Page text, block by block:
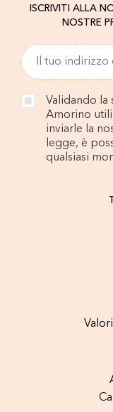
ISCRIVITI ALLA
NOSTRE
Validando la
Amorino
inviarle la
legge, è
qualsiasi